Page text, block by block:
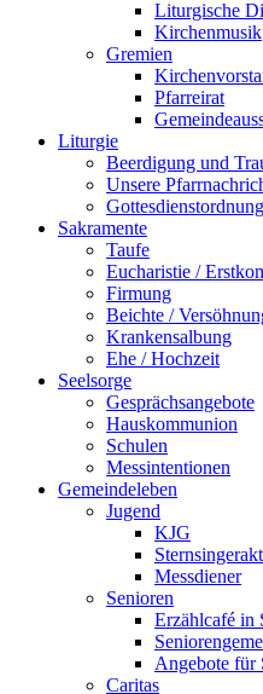
Liturgische
Kirchenmusik
Gremien
Pfarreirat
Liturgie
Beerdigung und
Unsere
Gottesdienstordnung
Sakramente
Taufe
Eucharistie /
Firmung
Beichte /
Krankensalbung
Ehe / Hochzeit
Seelsorge
Gesprächsangebote
Hauskommunion
Schulen
Messintentionen
Gemeindeleben
Jugend
KJG
Messdiener
Senioren
Erzählcafé in
Angebote für
Caritas